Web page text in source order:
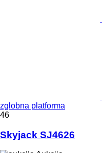
zglobna platforma
46
Skyjack SJ4626